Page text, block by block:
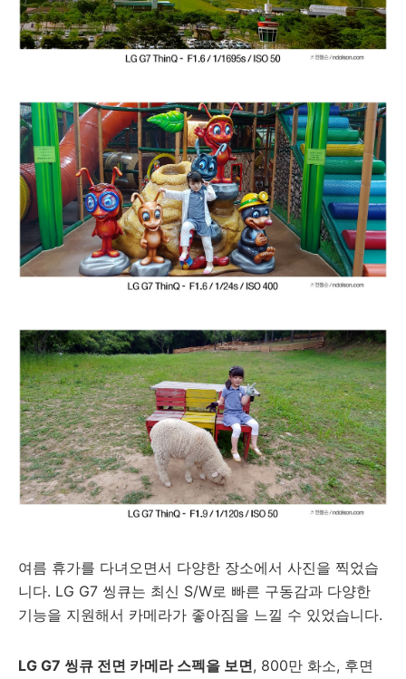
여름 휴가를 다녀오면서 다양한 장소에서 사진을 찍었습
니다. LG G7 씽큐는 최신 S/W로 빠른 구동감과 다양한
기능을 지원해서 카메라가 좋아짐을 느낄 수 있었습니다.
LG G7 씽큐 전면 카메라 스펙을 보면, 800만 화소, 후면